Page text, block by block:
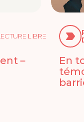
LIBRE
–
En